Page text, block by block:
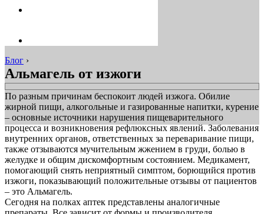
Блог ›
Альмагель от изжоги
По разным причинам беспокоит людей изжога. Обилие
жирной пищи, алкогольные и газированные напитки, курение
– основные источники нарушения пищеварительного
процесса и возникновения рефлюксных явлений. Заболевания
внутренних органов, ответственных за переваривание пищи,
также отзываются мучительным жжением в груди, болью в
желудке и общим дискомфортным состоянием. Медикамент,
помогающий снять неприятный симптом, борющийся против
изжоги, показывающий положительные отзывы от пациентов
– это Альмагель.
Сегодня на полках аптек представлены аналогичные